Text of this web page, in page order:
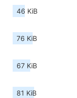
46 KiB
76 KiB
67 KiB
81 KiB